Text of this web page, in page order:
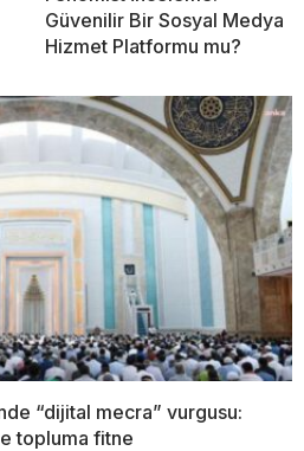
Güvenilir Bir Sosyal Medya
Hizmet Platformu mu?
“dijital mecra” vurgusu:
topluma fitne